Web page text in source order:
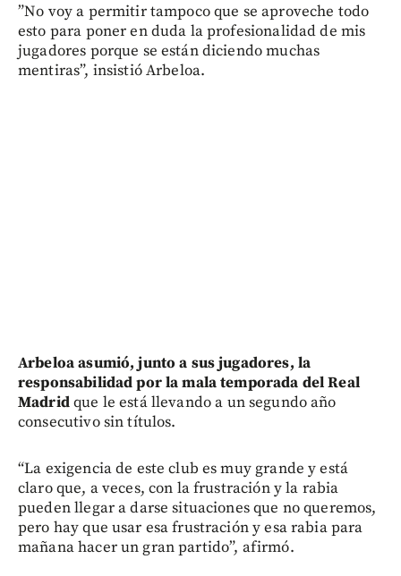
”No voy a permitir tampoco que se aproveche todo
esto para poner en duda la profesionalidad de mis
jugadores porque se están diciendo muchas
mentiras”, insistió Arbeloa.
Arbeloa asumió, junto a sus jugadores, la
responsabilidad por la mala temporada del Real
Madridque le está llevando a un segundo año
consecutivo sin títulos.
“La exigencia de este club es muy grande y está
claro que, a veces, con la frustración y la rabia
pueden llegar a darse situaciones que no queremos,
pero hay que usar esa frustración y esa rabia para
mañana hacer un gran partido”, afirmó.